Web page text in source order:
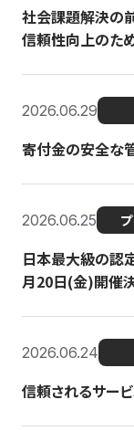
社会課題解決の
信頼性向上のた
2026.06.29
寄付金の安全な
2026.06.25
日本最大級の認
月20日(金)開催
2026.06.24
信頼されるサー